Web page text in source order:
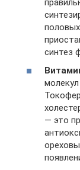
синтез
— это